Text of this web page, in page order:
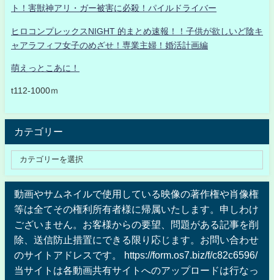
ト！害獣神アリ・ガー被害に必殺！パイルドライバー
ヒロコンプレックスNIGHT 的まとめ速報！！子供が欲しいど陰キ
ャアラフィフ女子のめざせ！専業主婦！婚活計画編
萌えっとこあに！
t112-1000ｍ
カテゴリー
動画やサムネイルで使用している映像の著作権や肖像権
等は全てその権利所有者様に帰属いたします。申しわけ
ございません。お客様からの要望、問題がある記事を削
除、送信防止措置にできる限り応じます。お問い合わせ
のサイトアドレスです。 https://form.os7.biz/f/c82c6596/
当サイトは各動画共有サイトへのアップロードは行なっ